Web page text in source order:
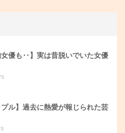
女優も‥】実は昔脱いでいた女優
プル】過去に熱愛が報じられた芸